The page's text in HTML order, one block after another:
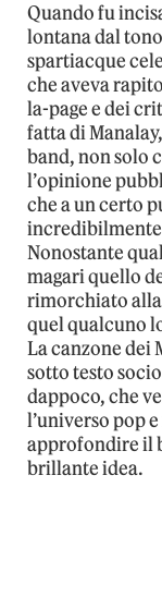
Quando fu
lontana dal
spartiacque
che aveva
la-page e dei
fatta di
band, non solo
l’opinione
che a un certo
Nonostante
magari quello
rimorchiato alla
quel qualcuno
La canzone dei
sotto testo
dappoco, che
l’universo pop
approfondire il
brillante idea.